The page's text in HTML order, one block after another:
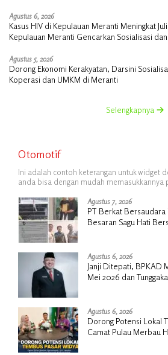
Agustus 6, 2026
Kasus HIV di Kepulauan Meranti Meningkat
Kepulauan Meranti Gencarkan Sosialisasi
Agustus 5, 2026
Dorong Ekonomi Kerakyatan, Darsini
Koperasi dan UMKM di Meranti
Selengkapnya
Otomotif
Ini adalah contoh keterangan untuk widget
anda bisa dengan mudah memasukkannya
Agustus 7, 2026
PT Berkat Bersaudara
Besaran Sagu Hati
Agustus 6, 2026
Janji Ditepati, BPKAD
Mei 2026 dan
Agustus 6, 2026
Dorong Potensi Lokal
Camat Pulau Merbau